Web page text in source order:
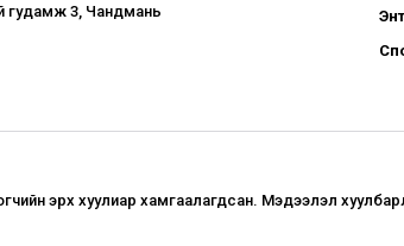
гудамж 3, Чандмань
эрх хуулиар хамгаалагдсан. Мэдээлэл